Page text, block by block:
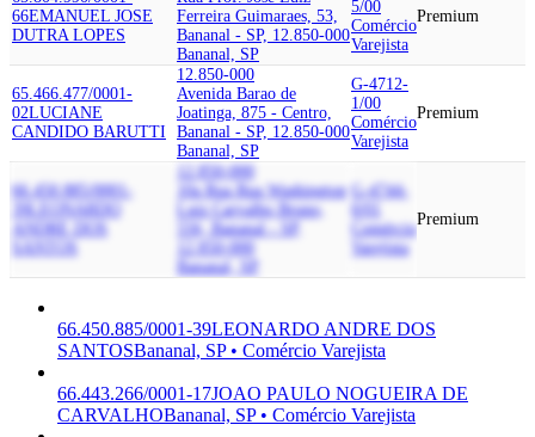
66EMANUEL JOSE
DUTRA LOPES
Ferreira Guimaraes, 53,
Bananal - SP, 12.850-000
Bananal, SP
5/00
Comércio
Varejista
Premium
65.466.477/0001-
02LUCIANE
CANDIDO BARUTTI
12.850-000
Avenida Barao de
Joatinga, 875 - Centro,
Bananal - SP, 12.850-000
Bananal, SP
G-4712-
1/00
Comércio
Varejista
Premium
66.450.885/0001-
LEONARDO
ANDRE DOS
SANTOS
12.850-000
10a Rua Rua Washington
Luiz Carvalho Bruno,
556, Bananal - SP,
12.850-000
Bananal, SP
G-4744-
Comércio
Varejista
Premium
66.450.885/0001-39LEONARDO ANDRE DOS
SANTOSBananal, SP • Comércio Varejista
66.443.266/0001-17JOAO PAULO NOGUEIRA DE
CARVALHOBananal, SP • Comércio Varejista